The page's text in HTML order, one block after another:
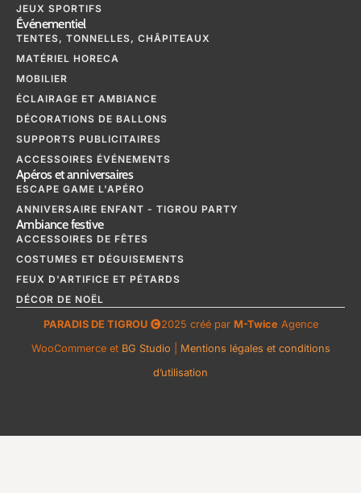
JEUX SPORTIFS
Événementiel
TENTES, TONNELLES, CHÂPITEAUX
MATÉRIEL HORECA
MOBILIER
ÉCLAIRAGE ET AMBIANCE
DÉCORATIONS DE BALLONS
SUPPORTS PUBLICITAIRES
ACCESSOIRES ÉVÉNEMENTS
Apéros et anniversaires
ESCAPE GAME L'APÉRO
ANNIVERSAIRE ENFANT - TIGROU PARTY
Ambiance festive
ACCESSOIRES DE FÊTES
COSTUMES ET DÉGUISEMENTS
FEUX D'ARTIFICE ET PÉTARDS
DÉCOR DE NOËL
PARADIS DE TIGROU 2025 créé par M-Twice Agence
WooCommerce et BG Studio
Mentions légales et conditions
d’utilisation